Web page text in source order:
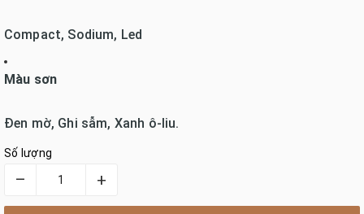
Compact, Sodium, Led
Màu sơn
Đen mờ, Ghi sẫm, Xanh ô-liu.
Số lượng
– +